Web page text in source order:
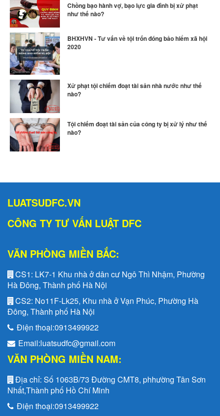
Chồng bạo hành vợ, bạo lực gia đình bị xử phạt
như thế nào?
BHXHVN - Tư vấn về tội trốn đóng bảo hiểm xã hội
2020
Xử phạt tội chiếm đoạt tài sản nhà nước như thế
nào?
Tội chiếm đoạt tài sản của công ty bị xử lý như thế
nào?
LUATSUDFC.VN
CÔNG TY TƯ VẤN LUẬT DFC
VĂN PHÒNG MIỀN BẮC:
CS1: LK7-1 Khu nhà ở dân cư Ngô Thì Nhậm, Phường
Hà Đông, Thành phố Hà Nội
CS2: No11F-Lk25, Khu nhà ở Vạn Phúc, Phường Hà
Đông, Thành phố Hà Nội
Điện thoại:0913499922
Email:luatsudfc@gmail.com
VĂN PHÒNG MIỀN NAM:
Địa chỉ: Số 1063B/73 Đường CMT8, phhường Tân Sơn
Nhất,Thành phố Hồ Chí Minh
Điện thoại:0913499922